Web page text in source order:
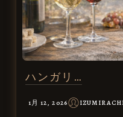
ハンガリ…
1月 12, 2026